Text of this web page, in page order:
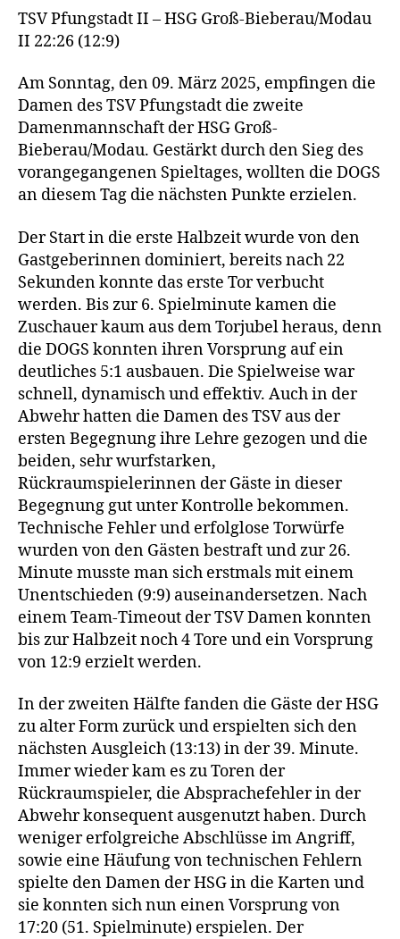
TSV Pfungstadt II – HSG Groß-Bieberau/Modau
II 22:26 (12:9)
Am Sonntag, den 09. März 2025, empfingen die
Damen des TSV Pfungstadt die zweite
Damenmannschaft der HSG Groß-
Bieberau/Modau. Gestärkt durch den Sieg des
vorangegangenen Spieltages, wollten die DOGS
an diesem Tag die nächsten Punkte erzielen.
Der Start in die erste Halbzeit wurde von den
Gastgeberinnen dominiert, bereits nach 22
Sekunden konnte das erste Tor verbucht
werden. Bis zur 6. Spielminute kamen die
Zuschauer kaum aus dem Torjubel heraus, denn
die DOGS konnten ihren Vorsprung auf ein
deutliches 5:1 ausbauen. Die Spielweise war
schnell, dynamisch und effektiv. Auch in der
Abwehr hatten die Damen des TSV aus der
ersten Begegnung ihre Lehre gezogen und die
beiden, sehr wurfstarken,
Rückraumspielerinnen der Gäste in dieser
Begegnung gut unter Kontrolle bekommen.
Technische Fehler und erfolglose Torwürfe
wurden von den Gästen bestraft und zur 26.
Minute musste man sich erstmals mit einem
Unentschieden (9:9) auseinandersetzen. Nach
einem Team-Timeout der TSV Damen konnten
bis zur Halbzeit noch 4 Tore und ein Vorsprung
von 12:9 erzielt werden.
In der zweiten Hälfte fanden die Gäste der HSG
zu alter Form zurück und erspielten sich den
nächsten Ausgleich (13:13) in der 39. Minute.
Immer wieder kam es zu Toren der
Rückraumspieler, die Absprachefehler in der
Abwehr konsequent ausgenutzt haben. Durch
weniger erfolgreiche Abschlüsse im Angriff,
sowie eine Häufung von technischen Fehlern
spielte den Damen der HSG in die Karten und
sie konnten sich nun einen Vorsprung von
17:20 (51. Spielminute) erspielen. Der